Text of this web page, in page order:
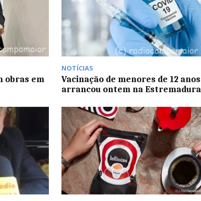
obras em
NOTÍCIAS
Vacinação de menores de 12 anos
arrancou ontem na Estremadura